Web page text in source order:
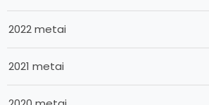
2022 metai
2021 metai